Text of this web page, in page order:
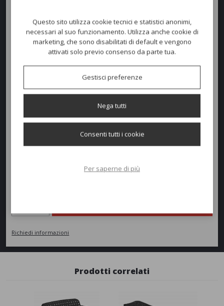
Colori disponibili
60cm
Altezza:40cm
Richiedi informazioni
Prodotti correlati
Questo sito utilizza cookie tecnici e statistici anonimi,
necessari al suo funzionamento. Utilizza anche cookie di
marketing, che sono disabilitati di default e vengono
attivati solo previo consenso da parte tua.
Gestisci preferenze
Nega tutti
Consenti tutti i cookie
Per saperne di più